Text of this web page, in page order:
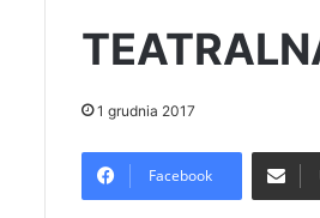
1 grudnia 2017
Facebook